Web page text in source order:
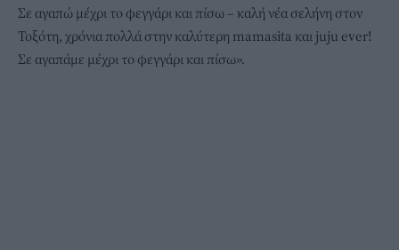
Σε αγαπώ μέχρι το φεγγάρι και πίσω – καλή νέα σελήνη στον
Τοξότη, χρόνια πολλά στην καλύτερη mamasita και juju ever!
Σε αγαπάμε μέχρι το φεγγάρι και πίσω».